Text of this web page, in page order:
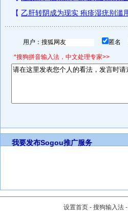
用户： 匿名
*搜狗拼音输入法，中文处理专家>>
我要发布Sogou推广服务
设置首页 - 搜狗输入法 -